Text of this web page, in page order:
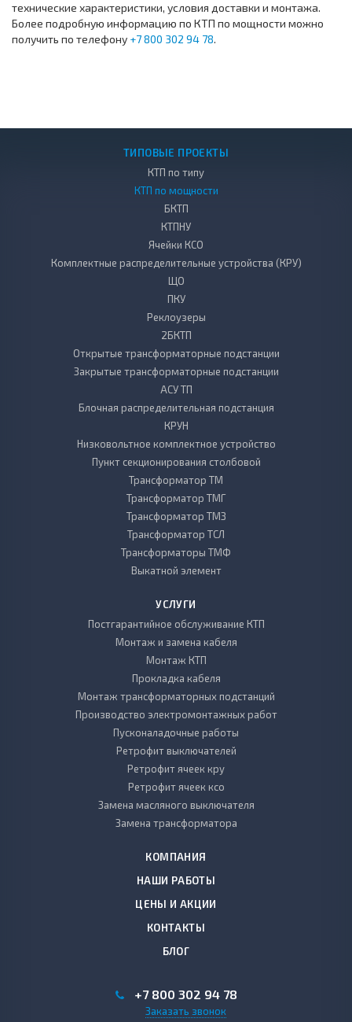
технические характеристики, условия доставки и монтажа.
Более подробную информацию по КТП по мощности можно
получить по телефону +7 800 302 94 78.
ТИПОВЫЕ ПРОЕКТЫ
КТП по типу
КТП по мощности
БКТП
КТПНУ
Ячейки КСО
Комплектные распределительные устройства (КРУ)
ЩО
ПКУ
Реклоузеры
2БКТП
Открытые трансформаторные подстанции
Закрытые трансформаторные подстанции
АСУ ТП
Блочная распределительная подстанция
КРУН
Низковольтное комплектное устройство
Пункт секционирования столбовой
Трансформатор ТМ
Трансформатор ТМГ
Трансформатор ТМЗ
Трансформатор ТСЛ
Трансформаторы ТМФ
Выкатной элемент
УСЛУГИ
Постгарантийное обслуживание КТП
Монтаж и замена кабеля
Монтаж КТП
Прокладка кабеля
Монтаж трансформаторных подстанций
Производство электромонтажных работ
Пусконаладочные работы
Ретрофит выключателей
Ретрофит ячеек кру
Ретрофит ячеек ксо
Замена масляного выключателя
Замена трансформатора
КОМПАНИЯ
НАШИ РАБОТЫ
ЦЕНЫ И АКЦИИ
КОНТАКТЫ
БЛОГ
+7 800 302 94 78
Заказать звонок